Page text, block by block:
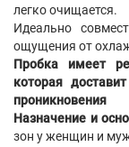
легко очищается.
Идеально
ощущения от
Пробка имеет
которая
проникновения
Назначение и
зон у женщин и